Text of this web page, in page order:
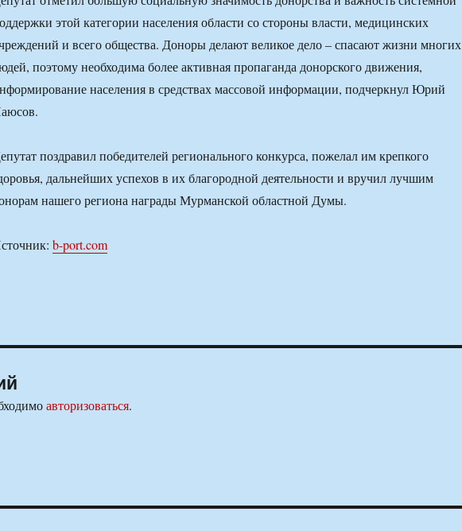
этой категории населения области со стороны власти, медицинских
и всего общества. Доноры делают великое дело – спасают жизни многих
поэтому необходима более активная пропаганда донорского движения,
населения в средствах массовой информации, подчеркнул Юрий
поздравил победителей регионального конкурса, пожелал им крепкого
дальнейших успехов в их благородной деятельности и вручил лучшим
нашего региона награды Мурманской областной Думы.
b-port.com
авторизоваться.